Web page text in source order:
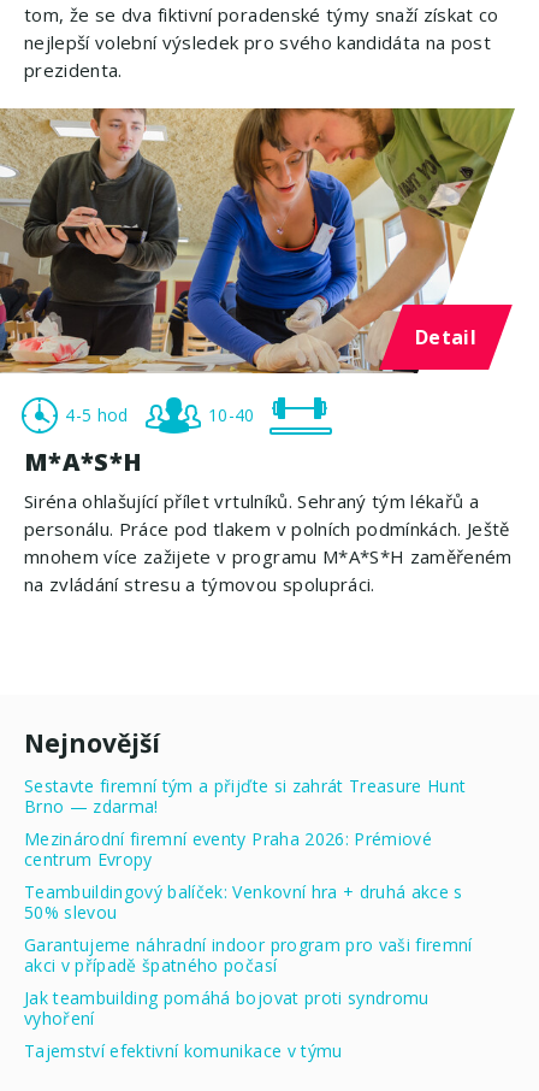
tom, že se dva fiktivní poradenské týmy snaží získat co
nejlepší volební výsledek pro svého kandidáta na post
prezidenta.
Detail
4-5 hod 10-40
M*A*S*H
Siréna ohlašující přílet vrtulníků. Sehraný tým lékařů a
personálu. Práce pod tlakem v polních podmínkách. Ještě
mnohem více zažijete v programu M*A*S*H zaměřeném
na zvládání stresu a týmovou spolupráci.
Nejnovější
Sestavte firemní tým a přijďte si zahrát Treasure Hunt
Brno — zdarma!
Mezinárodní firemní eventy Praha 2026: Prémiové
centrum Evropy
Teambuildingový balíček: Venkovní hra + druhá akce s
50% slevou
Garantujeme náhradní indoor program pro vaši firemní
akci v případě špatného počasí
Jak teambuilding pomáhá bojovat proti syndromu
vyhoření
Tajemství efektivní komunikace v týmu